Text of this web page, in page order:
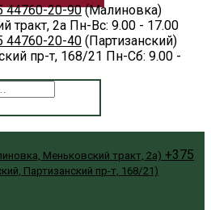
44760-20-90 (Малиновка)
тракт, 2а Пн-Вс: 9.00 - 17.00
44760-20-40 (Партизанский)
пр-т, 168/21 Пн-Сб: 9.00 -
Меньковский тракт, 2а) +375
Партизанский пр-т, 168/21)